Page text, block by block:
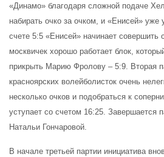
«Динамо» благодаря сложной подаче
набирать очко за очком, и «Енисей» уже
счете 5:5 «Енисей» начинает совершить
москвичек хорошо работает блок,
прикрыть Марию Фролову – 5:9. Вторая
красноярских волейболисток очень
несколько очков и подобраться к
уступает со счетом 16:25. Завершается
Натальи Гончаровой.
В начале третьей партии инициатива